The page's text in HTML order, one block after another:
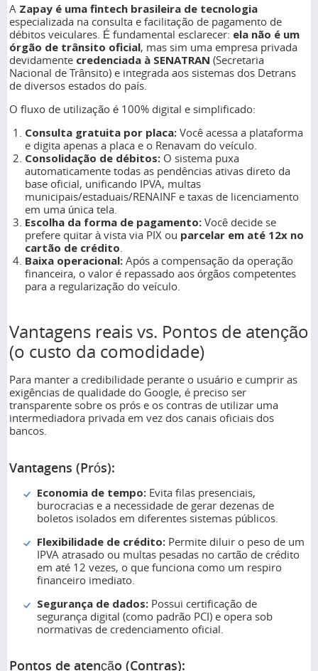
A Zapay é uma fintech brasileira de tecnologia
especializada na consulta e facilitação de pagamento de
débitos veiculares. É fundamental esclarecer: ela não é um
órgão de trânsito oficial, mas sim uma empresa privada
devidamente credenciada à SENATRAN (Secretaria
Nacional de Trânsito) e integrada aos sistemas dos Detrans
de diversos estados do país.
O fluxo de utilização é 100% digital e simplificado:
Consulta gratuita por placa: Você acessa a plataforma
e digita apenas a placa e o Renavam do veículo.
Consolidação de débitos: O sistema puxa
automaticamente todas as pendências ativas direto da
base oficial, unificando IPVA, multas
municipais/estaduais/RENAINF e taxas de licenciamento
em uma única tela.
Escolha da forma de pagamento: Você decide se
prefere quitar à vista via PIX ou parcelar em até 12x no
cartão de crédito
Baixa operacional: Após a compensação da operação
financeira, o valor é repassado aos órgãos competentes
para a regularização do veículo.
Vantagens reais vs. Pontos de atenção
(o custo da comodidade)
Para manter a credibilidade perante o usuário e cumprir as
exigências de qualidade do Google, é preciso ser
transparente sobre os prós e os contras de utilizar uma
intermediadora privada em vez dos canais oficiais dos
bancos.
Vantagens (Prós):
Economia de tempo: Evita filas presenciais,
burocracias e a necessidade de gerar dezenas de
boletos isolados em diferentes sistemas públicos.
Flexibilidade de crédito: Permite diluir o peso de um
IPVA atrasado ou multas pesadas no cartão de crédito
em até 12 vezes, o que funciona como um respiro
financeiro imediato.
Segurança de dados: Possui certificação de
segurança digital (como padrão PCI) e opera sob
normativas de credenciamento oficial.
Pontos de atenção (Contras):